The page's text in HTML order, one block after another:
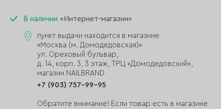
В наличии «Интернет-магазин»
пункт выдачи находится в магазине
«Москва (м. Домодедовская)»
ул. Ореховый бульвар,
д. 14, корп. 3, 3 этаж, ТРЦ «Домодедовский»,
магазин NAILBRAND
+7 (903) 757-99-95
Обратите внимание! Если товар есть в магазине